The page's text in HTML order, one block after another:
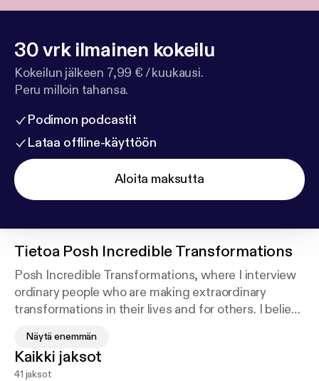
30 vrk ilmainen kokeilu
Kokeilun jälkeen 7,99 € / kuukausi.
Peru milloin tahansa.
Podimon podcastit
Lataa offline-käyttöön
Aloita maksutta
Tietoa Posh Incredible Transformations
Posh Incredible Transformations, where I interview
ordinary people who are making extraordinary
transformations in their lives and for others. I believe
around us to grow into the people they’re born to
be. The pathway of awakening is a noble life pursuit.
Näytä enemmän
Kaikki jaksot
41 jaksot